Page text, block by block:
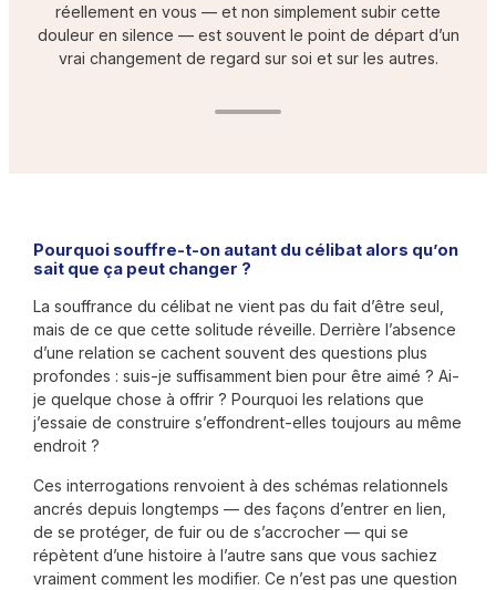
réellement en vous — et non simplement subir cette
douleur en silence — est souvent le point de départ d’un
vrai changement de regard sur soi et sur les autres.
Pourquoi souffre-t-on autant du célibat alors qu’on
sait que ça peut changer ?
La souffrance du célibat ne vient pas du fait d’être seul,
mais de ce que cette solitude réveille. Derrière l’absence
d’une relation se cachent souvent des questions plus
profondes : suis-je suffisamment bien pour être aimé ? Ai-
je quelque chose à offrir ? Pourquoi les relations que
j’essaie de construire s’effondrent-elles toujours au même
endroit ?
Ces interrogations renvoient à des schémas relationnels
ancrés depuis longtemps — des façons d’entrer en lien,
de se protéger, de fuir ou de s’accrocher — qui se
répètent d’une histoire à l’autre sans que vous sachiez
vraiment comment les modifier. Ce n’est pas une question